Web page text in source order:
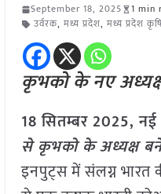
September 18, 2025
1 min
उर्वरक, मध्य प्रदेश, मध्य प्रदेश
कृभको के नए अध्यक्ष
18 सितम्बर 2025,नई
से कृभको के अध्यक्ष
इनपुट्स में संलग्न भारत